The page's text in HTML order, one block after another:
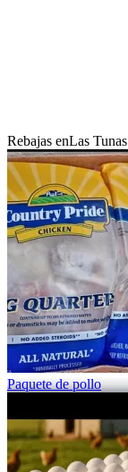
Rebajas enLas Tunas
Paquete de pollo